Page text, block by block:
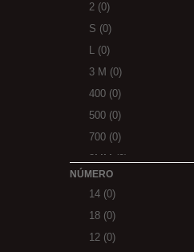
D.GREN
(0)
2 (0)
S (0)
L (0)
3 M (0)
400 (0)
500 (0)
700 (0)
8MM (0)
XL(0)
35-30
1,30M
(0)
NÚMERO
14 (0)
18 (0)
12 (0)